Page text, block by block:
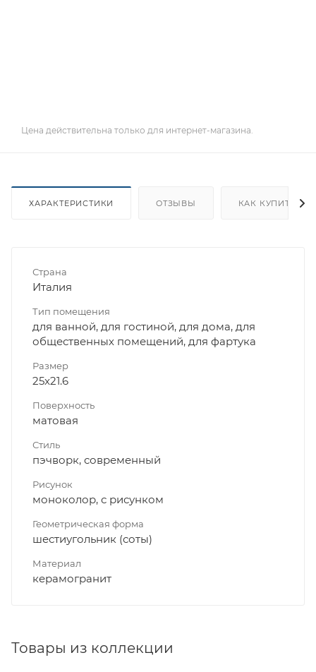
Цена действительна только для интернет-магазина.
ХАРАКТЕРИСТИКИ ОТЗЫВЫ КАК КУПИТЬ
Страна
Италия
Тип помещения
для ванной, для гостиной, для дома, для
общественных помещений, для фартука
Размер
25x21.6
Поверхность
матовая
Стиль
пэчворк, современный
Рисунок
моноколор, с рисунком
Геометрическая форма
шестиугольник (соты)
Материал
керамогранит
Товары из коллекции